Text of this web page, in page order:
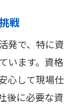
戦
発で、特に資
います。資格
心して現場仕
後に必要な資